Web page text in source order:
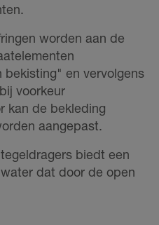
worden aan de
en vervolgens
voorkeur
kan de bekleding
aangepast.
biedt een
dat door de open